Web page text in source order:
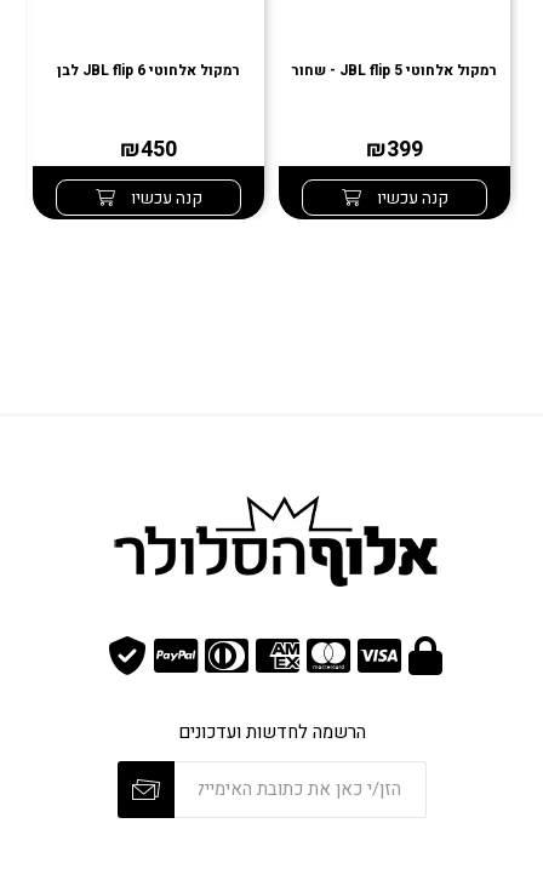
רמקול אלחוטי JBL flip 5 - שחור
₪399
קנה עכשיו
רמקול אלחוטי JBL flip 6 לבן
₪450
קנה עכשיו
הרשמה לחדשות ועדכונים